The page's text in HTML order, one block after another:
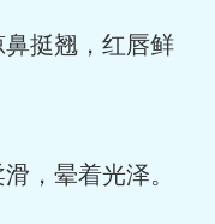
挺翘，红唇鲜
，晕着光泽。